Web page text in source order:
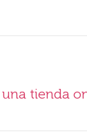
tienda